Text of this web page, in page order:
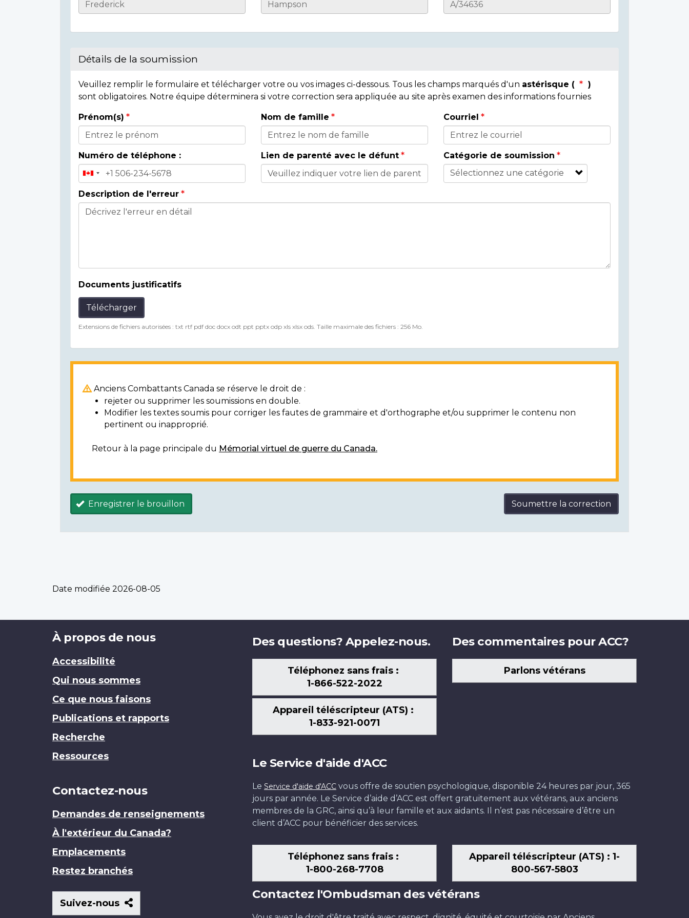
Casualty
Détails de la soumission
Veuillez remplir le formulaire et télécharger votre ou vos images ci-dessous. Tous les champs marqués d'un astérisque (
)
sont obligatoires. Notre équipe déterminera si votre correction sera appliquée au site après examen des informations fournies
Donor
Details
Prénom(s) Nom de famille Courriel
Numéro de téléphone : Lien de parenté avec le défunt Catégorie de soumission
Description de l'erreur
Documents justificatifs
Télécharger
Extensions de fichiers autorisées : txt rtf pdf doc docx odt ppt pptx odp xls xlsx ods. Taille maximale des fichiers : 256 Mo.
Anciens Combattants Canada se réserve le droit de :
rejeter ou supprimer les soumissions en double.
Modifier les textes soumis pour corriger les fautes de grammaire et d'orthographe et/ou supprimer le contenu non
pertinent ou inapproprié.
Retour à la page principale du Mémorial virtuel de guerre du Canada.
Enregistrer le brouillon Soumettre la correction
Date modifiée 2026-08-05
Brand
À propos de nous
Accessibilité
Qui nous sommes
Ce que nous faisons
Publications et rapports
Recherche
Ressources
Contactez-nous
Demandes de renseignements
À l'extérieur du Canada?
Emplacements
Restez branchés
Suivez-nous
Suivez-
nous
Des questions? Appelez-nous.
Téléphonez sans frais :
1-866-522-2022
Appareil téléscripteur (ATS) :
1-833-921-0071
Des commentaires pour ACC?
Parlons vétérans
Le Service d'aide d'ACC
Le Service d'aide d'ACC vous offre de soutien psychologique, disponible 24 heures par jour, 365
jours par année. Le Service d’aide d’ACC est offert gratuitement aux vétérans, aux anciens
membres de la GRC, ainsi qu’à leur famille et aux aidants. Il n’est pas nécessaire d’être un
client d’ACC pour bénéficier des services.
Téléphonez sans frais :
1-800-268-7708
Appareil téléscripteur (ATS) : 1-
800-567-5803
Contactez l'Ombudsman des vétérans